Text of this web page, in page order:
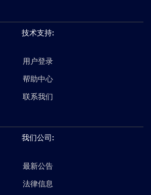
技术支持:
用户登录
帮助中心
联系我们
我们公司:
最新公告
法律信息